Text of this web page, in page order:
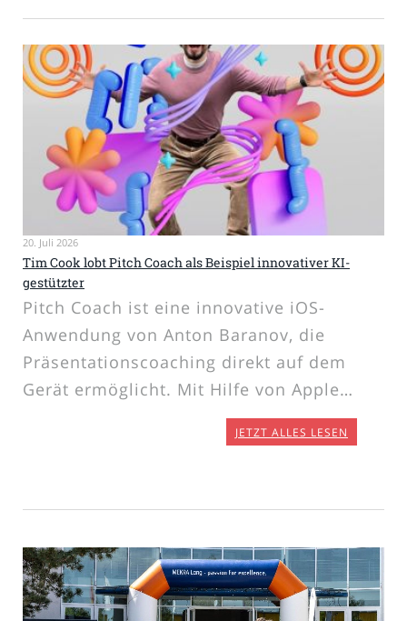
20. Juli 2026
Tim Cook lobt Pitch Coach als Beispiel innovativer KI-
gestützter
Pitch Coach ist eine innovative iOS-
Anwendung von Anton Baranov, die
Präsentationscoaching direkt auf dem
Gerät ermöglicht. Mit Hilfe von Apple…
JETZT ALLES LESEN